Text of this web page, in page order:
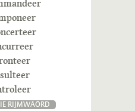
RIJMWÄÖRD